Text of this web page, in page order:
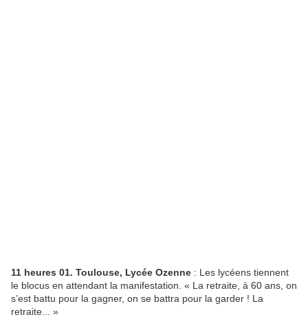
11 heures 01. Toulouse, Lycée Ozenne : Les lycéens tiennent
le blocus en attendant la manifestation. « La retraite, à 60 ans, on
s’est battu pour la gagner, on se battra pour la garder ! La
retraite... »